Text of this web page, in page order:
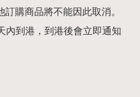
購商品將不能因此取消。
內到港，到港後會立即通知